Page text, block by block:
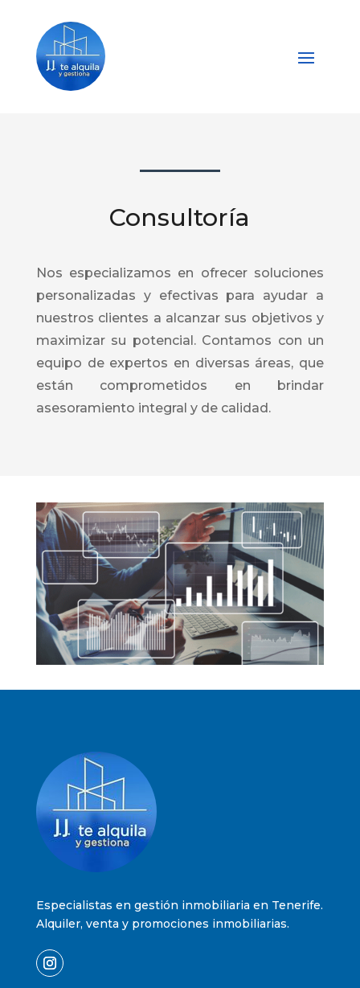
Consultoría
Nos especializamos en ofrecer soluciones
personalizadas y efectivas para ayudar a
nuestros clientes a alcanzar sus objetivos y
maximizar su potencial. Contamos con un
equipo de expertos en diversas áreas, que
están comprometidos en brindar
asesoramiento integral y de calidad.
Especialistas en gestión inmobiliaria en Tenerife.
Alquiler, venta y promociones inmobiliarias.